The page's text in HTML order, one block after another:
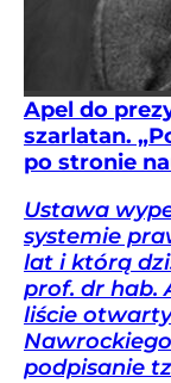
Apel do
szarlatan.
po stronie
Ustawa
systemie
lat i którą
prof. dr hab.
liście
podpisanie